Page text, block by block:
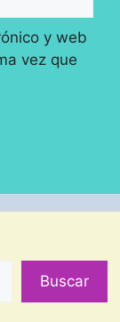
y web
vez que
Buscar